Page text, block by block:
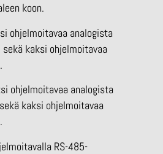
koon.
analogista
kaksi ohjelmoitavaa
ohjelmoitavaa analogista
kaksi ohjelmoitavaa
RS-485-